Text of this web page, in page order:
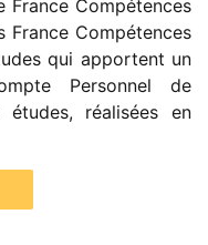
France Compétences
France Compétences
qui apportent un
Personnel de
réalisées en